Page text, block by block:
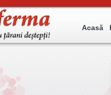
Acasă